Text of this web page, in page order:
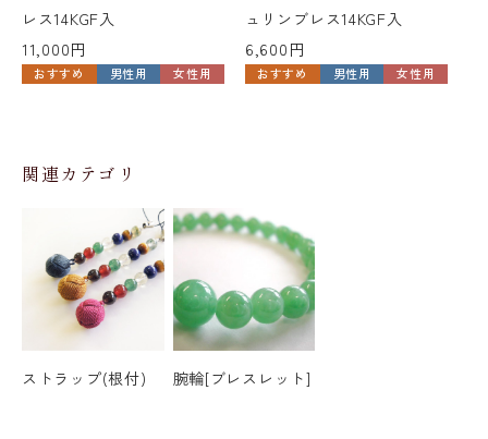
レス14KGF入
11,000円
おすすめ 男性用 女性用
ュリンブレス14KGF入
6,600円
おすすめ 男性用 女性用
関連カテゴリ
ストラップ(根付) 腕輪[ブレスレット]